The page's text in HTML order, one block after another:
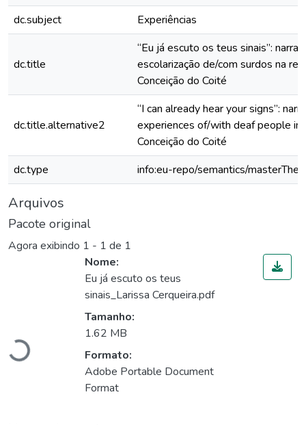
dc.subject
Experiências
dc.title
“Eu já escuto os teus sinais”:
escolarização de/com surdos na
Conceição do Coité
dc.title.alternative2
“I can already hear your signs”:
experiences of/with deaf people
Conceição do Coité
dc.type
info:eu-repo/semantics/
Arquivos
Pacote original
Agora exibindo 1 - 1 de 1
Carregando...
Nome:
Eu já escuto os teus
sinais_Larissa Cerqueira.pdf
Tamanho:
1.62 MB
Formato:
Adobe Portable Document
Format